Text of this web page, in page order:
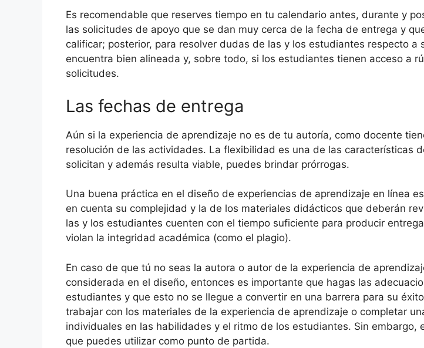
Es recomendable que reserves tiempo en tu calendario antes, durante y
las solicitudes de apoyo que se dan muy cerca de la fecha de entrega y
calificar; posterior, para resolver dudas de las y los estudiantes respecto
encuentra bien alineada y, sobre todo, si los estudiantes tienen acceso a
solicitudes.
Las fechas de entrega
Aún si la experiencia de aprendizaje no es de tu autoría, como docente
resolución de las actividades. La flexibilidad es una de las características
solicitan y además resulta viable, puedes brindar prórrogas.
Una buena práctica en el diseño de experiencias de aprendizaje en línea
en cuenta su complejidad y la de los materiales didácticos que deberán
las y los estudiantes cuenten con el tiempo suficiente para producir
violan la integridad académica (como el plagio).
En caso de que tú no seas la autora o autor de la experiencia de
considerada en el diseño, entonces es importante que hagas las
estudiantes y que esto no se llegue a convertir en una barrera para su
trabajar con los materiales de la experiencia de aprendizaje o completar
individuales en las habilidades y el ritmo de los estudiantes. Sin
que puedes utilizar como punto de partida.